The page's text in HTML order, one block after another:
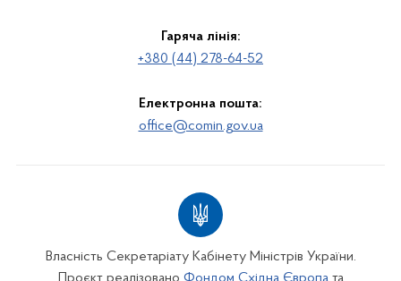
Гаряча лінія:
+380 (44) 278-64-52
Електронна пошта:
office@comin.gov.ua
Власність Секретаріату Кабінету Міністрів України.